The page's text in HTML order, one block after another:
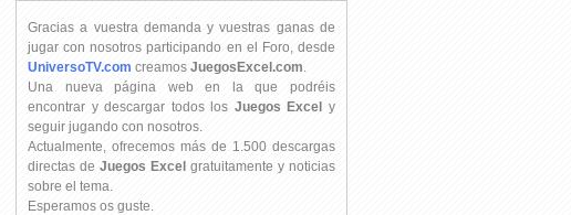
Gracias a vuestra demanda y vuestras ganas de
jugar con nosotros participando en el Foro, desde
UniversoTV.com creamos JuegosExcel.com
Una nueva página web en la que podréis
encontrar y descargar todos los Juegos Excel y
seguir jugando con nosotros.
Actualmente, ofrecemos más de 1.500 descargas
directas de Juegos Excel gratuitamente y noticias
sobre el tema.
Esperamos os guste.